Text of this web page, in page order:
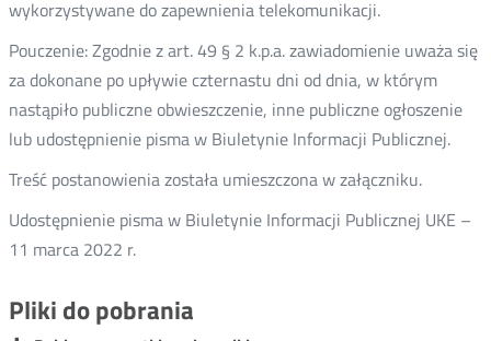
wykorzystywane do zapewnienia telekomunikacji.
Pouczenie: Zgodnie z art. 49 § 2 k.p.a. zawiadomienie uważa się
za dokonane po upływie czternastu dni od dnia, w którym
nastąpiło publiczne obwieszczenie, inne publiczne ogłoszenie
lub udostępnienie pisma w Biuletynie Informacji Publicznej.
Treść postanowienia została umieszczona w załączniku.
Udostępnienie pisma w Biuletynie Informacji Publicznej UKE –
11 marca 2022 r.
Pliki do pobrania